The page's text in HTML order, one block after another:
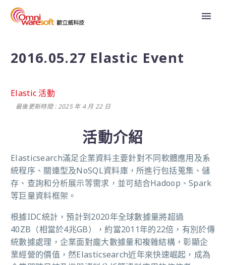
2016.05.27 Elastic Event
Elastic 活動
最後更新時間 : 2025 年 4 月 22 日
活動介紹
Elasticsearch滿足企業資料主要針對不同軟體應用及系
統程序、關連型及NoSQL資料庫，所進行包括蒐集、儲
存、查詢和分析展示等需求，並可結合Hadoop、Spark
等巨量資料框架。
根據IDC統計，預計到2020年全球數據量將超過
40ZB（相當於4兆GB），約當2011年的22倍，有別於傳
統數據處理，企業面對龐大數據量和複雜結構，彰顯企
業經營的價值，然Elasticsearch近年來快速崛起，成為